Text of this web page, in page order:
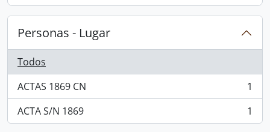
Personas - Lugar
Todos
ACTAS 1869 CN
, 1 resultados
1
ACTA S/N 1869
, 1 resultados 1